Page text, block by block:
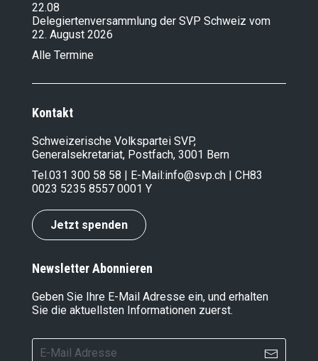
22.08
Delegiertenversammlung der SVP Schweiz vom
22. August 2026
Alle Termine
Kontakt
Schweizerische Volkspartei SVP,
Generalsekretariat, Postfach, 3001 Bern
Tel.031 300 58 58 | E-Mail:info@svp.ch | CH83
0023 5235 8557 0001 Y
Jetzt spenden
Newsletter Abonnieren
Geben Sie Ihre E-Mail Adresse ein, und erhalten
Sie die aktuellsten Informationen zuerst.